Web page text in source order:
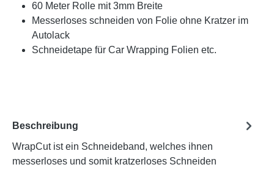
60 Meter Rolle mit 3mm Breite
Messerloses schneiden von Folie ohne Kratzer im
Autolack
Schneidetape für Car Wrapping Folien etc.
Beschreibung
WrapCut ist ein Schneideband, welches ihnen
messerloses und somit kratzerloses Schneiden